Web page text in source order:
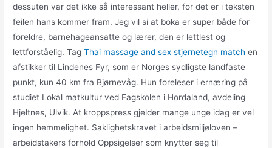
dessuten var det ikke så interessant heller, for det er i teksten
feilen hans kommer fram. Jeg vil si at boka er super både for
foreldre, barnehageansatte og lærer, den er lettlest og
lettforståelig. TagThai massage and sex stjernetegn match en
afstikker til Lindenes Fyr, som er Norges sydligste landfaste
punkt, kun 40 km fra Bjørnevåg. Hun foreleser i ernæring på
studiet Lokal matkultur ved Fagskolen i Hordaland, avdeling
Hjeltnes, Ulvik. At kroppspress gjelder mange unge idag er vel
ingen hemmelighet. Saklighetskravet i arbeidsmiljøloven –
arbeidstakers forhold Oppsigelser som knytter seg til